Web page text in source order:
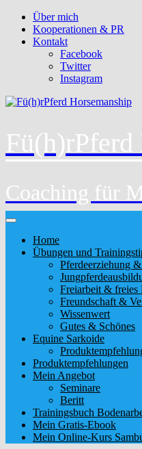
Über mich
Kooperationen & PR
Kontakt
Facebook
Twitter
Instagram
Fü(h)rPferd
Coaching für
Home
Übungen und
Pferdeerziehung
Freiarbeit & freies
Freundschaft &
Wissenwert
Gutes & Schönes
Equine Sarkoide
Produktempfehlungen
Mein Angebot
Seminare
Beritt
Trainingsbuch
Mein Gratis-Ebook
Mein Online-Kurs